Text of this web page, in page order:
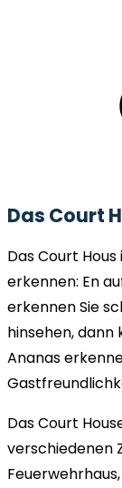
Das Court
Das Court
erkennen: En
erkennen Sie
hinsehen, dann
Ananas
Das Court
verschiedenen